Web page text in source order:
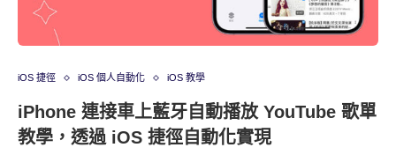
iOS 捷徑 iOS 個人自動化 iOS 教學
iPhone 連接車上藍牙自動播放 YouTube 歌單
教學，透過 iOS 捷徑自動化實現